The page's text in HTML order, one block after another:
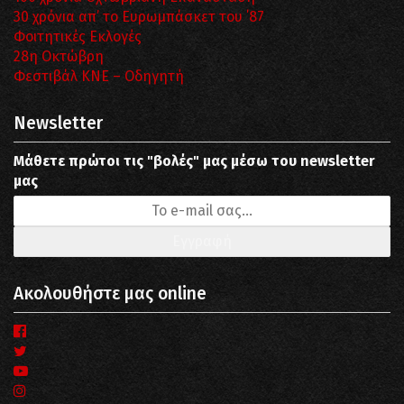
30 χρόνια απ’ το Ευρωμπάσκετ του ΄87
Φοιτητικές Εκλογές
28η Οκτώβρη
Φεστιβάλ ΚΝΕ – Οδηγητή
Newsletter
Μάθετε πρώτοι τις "βολές" μας μέσω του newsletter
μας
Ακολουθήστε μας online